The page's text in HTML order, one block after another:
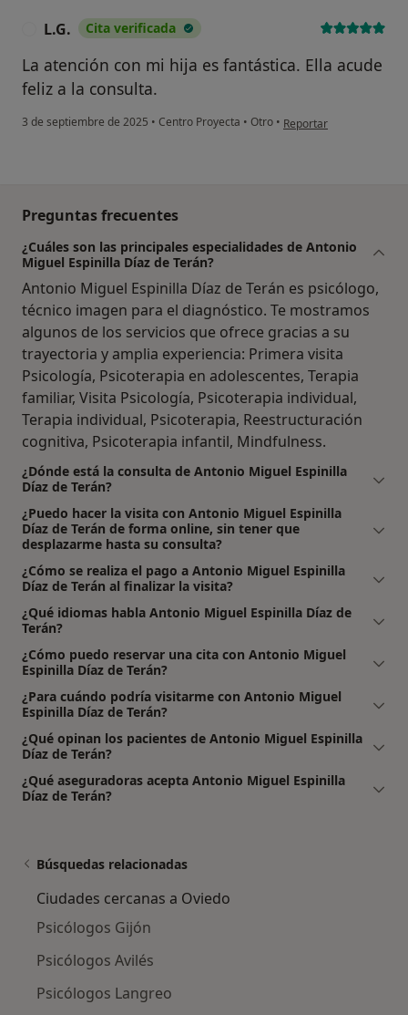
L.G. Cita verificada
La atención con mi hija es fantástica. Ella acude
feliz a la consulta.
3 de septiembre de 2025 • Centro Proyecta • Otro • en opinión del usuario
Reportar
Preguntas frecuentes
¿Cuáles son las principales especialidades de Antonio
Miguel Espinilla Díaz de Terán?
Antonio Miguel Espinilla Díaz de Terán es psicólogo,
técnico imagen para el diagnóstico. Te mostramos
algunos de los servicios que ofrece gracias a su
trayectoria y amplia experiencia: Primera visita
Psicología, Psicoterapia en adolescentes, Terapia
familiar, Visita Psicología, Psicoterapia individual,
Terapia individual, Psicoterapia, Reestructuración
cognitiva, Psicoterapia infantil, Mindfulness.
¿Dónde está la consulta de Antonio Miguel Espinilla
Díaz de Terán?
¿Puedo hacer la visita con Antonio Miguel Espinilla
Díaz de Terán de forma online, sin tener que
desplazarme hasta su consulta?
¿Cómo se realiza el pago a Antonio Miguel Espinilla
Díaz de Terán al finalizar la visita?
¿Qué idiomas habla Antonio Miguel Espinilla Díaz de
Terán?
¿Cómo puedo reservar una cita con Antonio Miguel
Espinilla Díaz de Terán?
¿Para cuándo podría visitarme con Antonio Miguel
Espinilla Díaz de Terán?
¿Qué opinan los pacientes de Antonio Miguel Espinilla
Díaz de Terán?
¿Qué aseguradoras acepta Antonio Miguel Espinilla
Díaz de Terán?
Búsquedas relacionadas
Ciudades cercanas a Oviedo
Psicólogos Gijón
Psicólogos Avilés
Psicólogos Langreo